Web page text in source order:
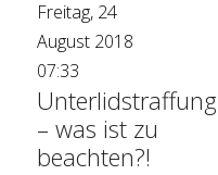
Freitag, 24
August 2018
07:33
Unterlidstraffung
– was ist zu
beachten?!